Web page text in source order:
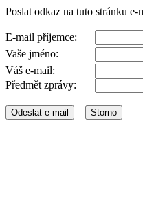
Poslat odkaz na tuto stránku e-
E-mail příjemce:
Vaše jméno:
Váš e-mail:
Předmět zprávy: